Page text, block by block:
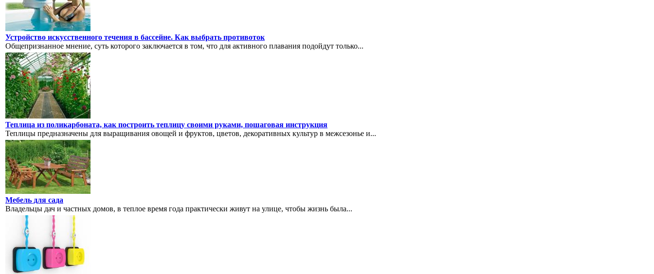
Устройство искусственного течения в бассейне. Как выбрать противоток
Общепризнанное мнение, суть которого заключается в том, что для активного плавания подойдут только...
Теплица из поликарбоната, как построить теплицу своими руками, пошаговая инструкция
Теплицы предназначены для выращивания овощей и фруктов, цветов, декоративных культур в межсезонье и...
Мебель для сада
Владельцы дач и частных домов, в теплое время года практически живут на улице, чтобы жизнь была...